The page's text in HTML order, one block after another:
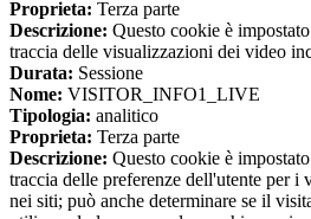
Proprieta: Terza parte
Descrizione: Questo cookie è
traccia delle visualizzazioni dei video
Durata: Sessione
Nome: VISITOR_INFO1_LIVE
Tipologia: analitico
Proprieta: Terza parte
Descrizione: Questo cookie è
traccia delle preferenze dell'utente per i
nei siti; può anche determinare se il